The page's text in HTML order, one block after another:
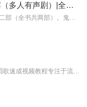
安洁西公主2|关晓彤推荐（多人有声剧）|全剧免费